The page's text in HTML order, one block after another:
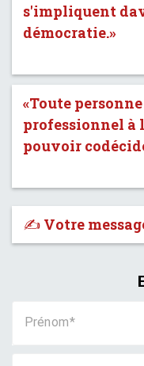
s'impliquent
démocratie.»
«Toute
professionnel à
pouvoir
✍️ Votre
Prénom